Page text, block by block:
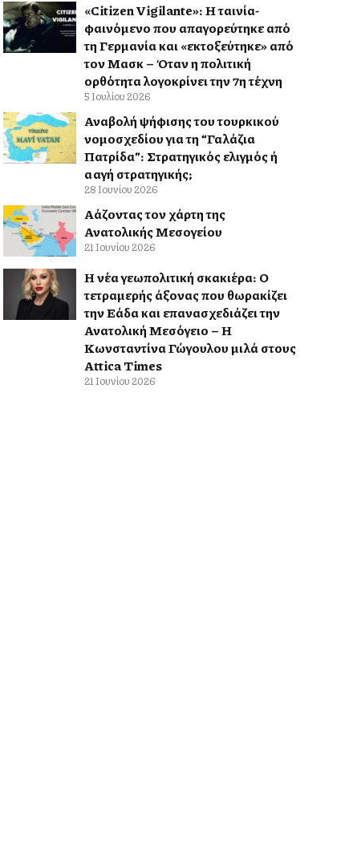
«Citizen Vigilante»: Η ταινία-
φαινόμενο που απαγορεύτηκε από
τη Γερμανία και «εκτοξεύτηκε» από
τον Μασκ – Όταν η πολιτική
ορθότητα λογοκρίνει την 7η τέχνη
5 Ιουλίου 2026
Αναβολή ψήφισης του τουρκικού
νομοσχεδίου για τη “Γαλάζια
Πατρίδα”: Στρατηγικός ελιγμός ή
αλλαγή στρατηγικής;
28 Ιουνίου 2026
Αλλάζοντας τον χάρτη της
Ανατολικής Μεσογείου
21 Ιουνίου 2026
Η νέα γεωπολιτική σκακιέρα: Ο
τετραμερής άξονας που θωρακίζει
την Ελλάδα και επανασχεδιάζει την
Ανατολική Μεσόγειο – Η
Κωνσταντίνα Γώγουλου μιλά στους
Attica Times
21 Ιουνίου 2026